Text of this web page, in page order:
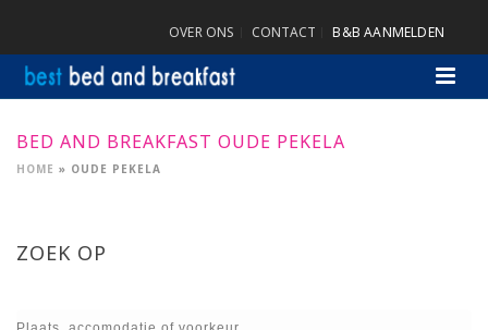
OVER ONS CONTACT B&B AANMELDEN
BED AND BREAKFAST OUDE PEKELA
HOME » OUDE PEKELA
ZOEK OP